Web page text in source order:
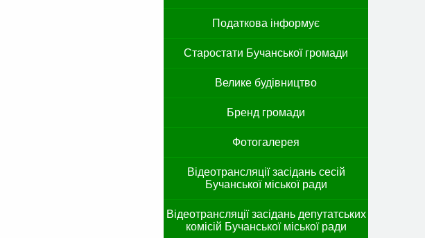
Податкова інформує
Старостати Бучанської громади
Велике будівництво
Бренд громади
Фотогалерея
Відеотрансляції засідань сесій
Бучанської міської ради
Відеотрансляції засідань депутатських
комісій Бучанської міської ради